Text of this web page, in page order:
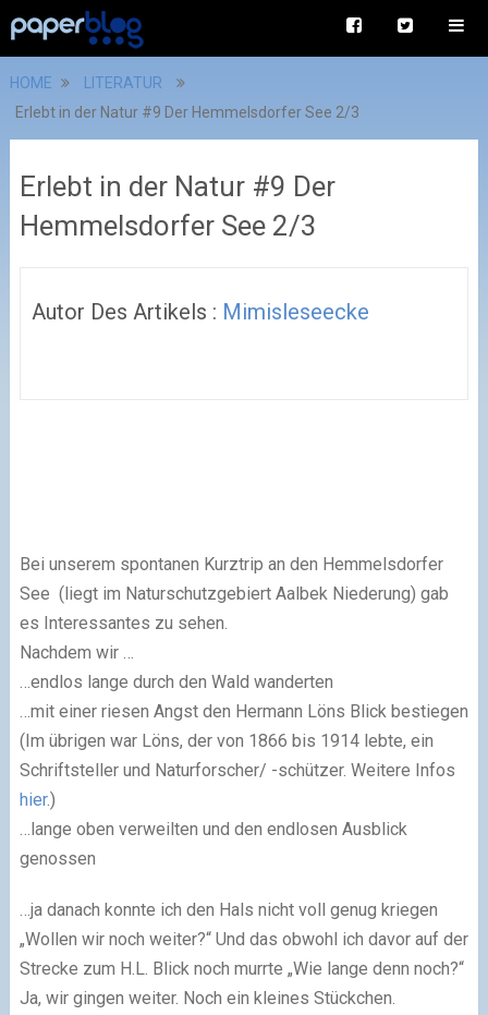
HOME
LITERATUR
Erlebt in der Natur #9 Der Hemmelsdorfer See 2/3
Erlebt in der Natur #9 Der
Hemmelsdorfer See 2/3
Autor Des Artikels : Mimisleseecke
Bei unserem spontanen Kurztrip an den Hemmelsdorfer
See (liegt im Naturschutzgebiert Aalbek Niederung) gab
es Interessantes zu sehen.
Nachdem wir …
…endlos lange durch den Wald wanderten
…mit einer riesen Angst den Hermann Löns Blick bestiegen
(Im übrigen war Löns, der von 1866 bis 1914 lebte, ein
Schriftsteller und Naturforscher/ -schützer. Weitere Infos
hier.)
…lange oben verweilten und den endlosen Ausblick
genossen
…ja danach konnte ich den Hals nicht voll genug kriegen
„Wollen wir noch weiter?“ Und das obwohl ich davor auf der
Strecke zum H.L. Blick noch murrte „Wie lange denn noch?“
Ja, wir gingen weiter. Noch ein kleines Stückchen.